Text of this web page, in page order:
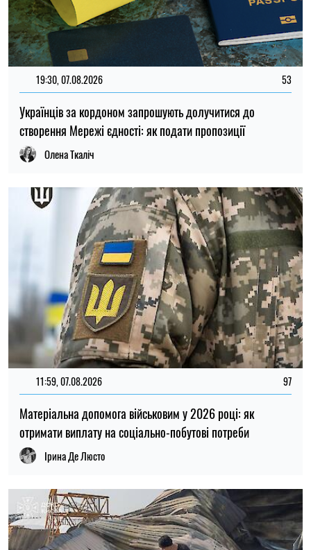
11:59, 07.08.2026
Матеріальна допомога військовим у 2026 році: як
отримати виплату на соціально-побутові потреби
Ірина Де Люсто
20:27, 06.08.2026
Російські удари по складах: чи чекати дефіциту товарів і
зростання цін в Україні
Микола Потика